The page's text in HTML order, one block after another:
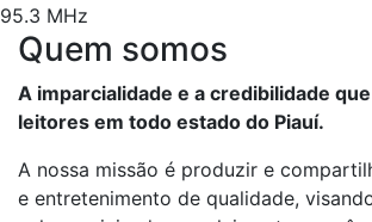
95.3 MHz
Quem somos
A imparcialidade e a credibilidade
leitores em todo estado do Piauí.
A nossa missão é produzir e
e entretenimento de qualidade,